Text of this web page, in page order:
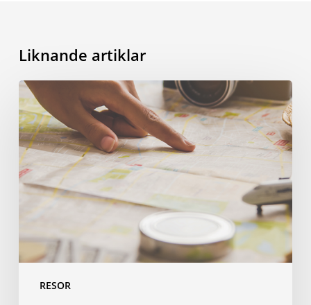
Liknande artiklar
RESOR
Spendera
smart:
fyra
sätt
att
spara
pengar
språkresa